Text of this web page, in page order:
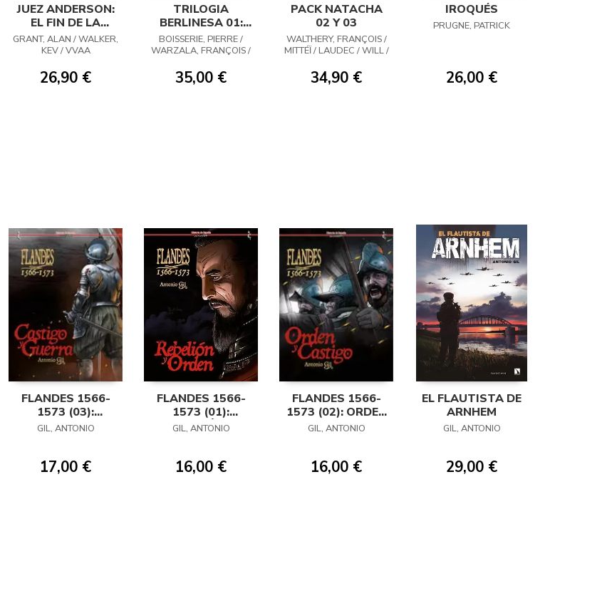
JUEZ ANDERSON:
EL FIN DE LA
INFANCIA
GRANT, ALAN / WALKER,
KEV / VVAA
26,90 €
TRILOGIA
BERLINESA 01:
VIOLETAS DE
MARZO
BOISSERIE, PIERRE /
WARZALA, FRANÇOIS /
35,00 €
PACK NATACHA
02 Y 03
WALTHERY, FRANÇOIS /
MITTÉÏ / LAUDEC / WILL /
34,90 €
IROQUÉS
PRUGNE, PATRICK
26,00 €
FLANDES 1566-
1573 (03):
CASTIGO Y
GIL, ANTONIO
17,00 €
FLANDES 1566-
1573 (01):
REBELIÓN Y
GIL, ANTONIO
16,00 €
FLANDES 1566-
1573 (02): ORDEN
Y CASTIGO
GIL, ANTONIO
16,00 €
EL FLAUTISTA DE
ARNHEM
GIL, ANTONIO
29,00 €